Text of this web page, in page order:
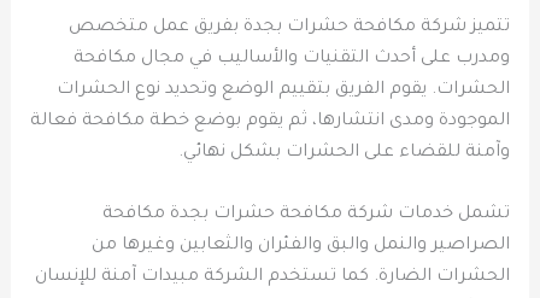
تتميز شركة مكافحة حشرات بجدة بفريق عمل متخصص
ومدرب على أحدث التقنيات والأساليب في مجال مكافحة
الحشرات. يقوم الفريق بتقييم الوضع وتحديد نوع الحشرات
الموجودة ومدى انتشارها، ثم يقوم بوضع خطة مكافحة فعالة
وآمنة للقضاء على الحشرات بشكل نهائي.
تشمل خدمات شركة مكافحة حشرات بجدة مكافحة
الصراصير والنمل والبق والفئران والثعابين وغيرها من
الحشرات الضارة. كما تستخدم الشركة مبيدات آمنة للإنسان